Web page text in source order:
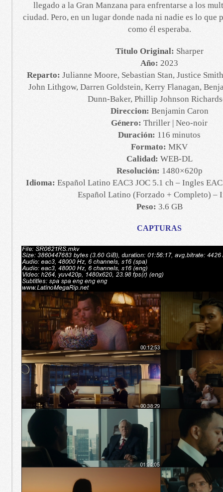
llegado a la Gran Manzana para enfrentarse a los
ciudad. Pero, en un lugar donde nada ni nadie es lo que
como él esperaba.
Titulo Original: Sharper
Año: 2023
Reparto: Julianne Moore, Sebastian Stan, Justice
John Lithgow, Darren Goldstein, Kerry Flanagan,
Dunn-Baker, Phillip Johnson
Direccion: Benjamin Caron
Género: Thriller | Neo-noir
Duración: 116 minutos
Formato: MKV
Calidad: WEB-DL
Resolución: 1480×620p
Idioma: Español Latino EAC3 JOC 5.1 ch – Ingles
Español Latino (Forzado + Completo) –
Peso: 3.6 GB
CAPTURAS